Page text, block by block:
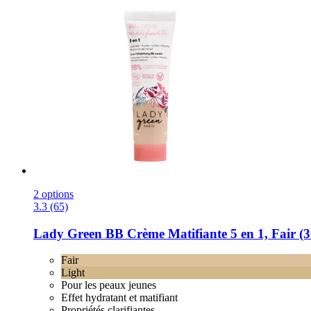
2 options
3.3 (65)
Lady Green BB Crème Matifiante 5 en 1, Fair
Fair
Light
Pour les peaux jeunes
Effet hydratant et matifiant